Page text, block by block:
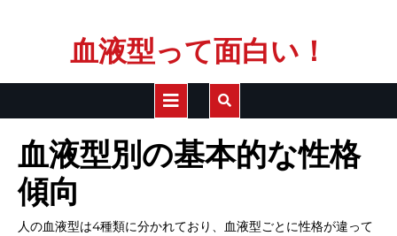
血液型って面白い！
Open
Button
血液型別の基本的な性格
傾向
人の血液型は4種類に分かれており、血液型ごとに性格が違って